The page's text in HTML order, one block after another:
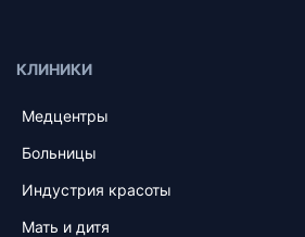
КЛИНИКИ
Медцентры
Больницы
Индустрия красоты
Мать и дитя